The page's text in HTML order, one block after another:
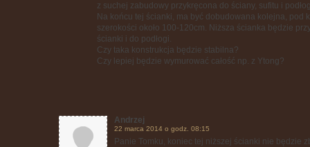
z suchej zabudowy przykręcona do ściany, sufitu i
Na końcu tej ścianki, ma być dobudowana kolejna, pod
szerokości około 100-120cm. Niższa ścianka będzie
ścianki i do podłogi.
Czy taka konstrukcja będzie stabilna?
Czy lepiej będzie wymurować całość np. z Ytong?
Andrzej
22 marca 2014 o godz. 08:15
Panie Tomku, koniec tej niższej ścianki nie będzie